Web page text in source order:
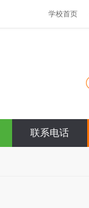
学校首页
联系电话